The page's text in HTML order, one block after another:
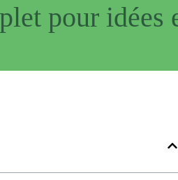
pour idées